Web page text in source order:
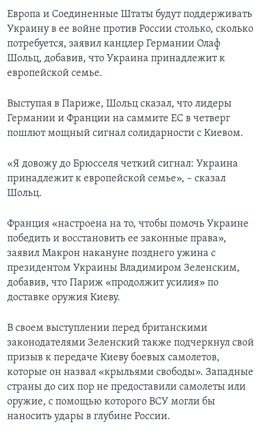
Европа и Соединенные Штаты будут поддерживать
Украину в ее войне против России столько, сколько
потребуется, заявил канцлер Германии Олаф
Шольц, добавив, что Украина принадлежит к
европейской семье.
Выступая в Париже, Шольц сказал, что лидеры
Германии и Франции на саммите ЕС в четверг
пошлют мощный сигнал солидарности с Киевом.
«Я довожу до Брюсселя четкий сигнал: Украина
принадлежит к европейской семье», – сказал
Шольц.
Франция «настроена на то, чтобы помочь Украине
победить и восстановить ее законные права»,
заявил Макрон накануне позднего ужина с
президентом Украины Владимиром Зеленским,
добавив, что Париж «продолжит усилия» по
доставке оружия Киеву.
В своем выступлении перед британскими
законодателями Зеленский также подчеркнул свой
призыв к передаче Киеву боевых самолетов,
которые он назвал «крыльями свободы». Западные
страны до сих пор не предоставили самолеты или
оружие, с помощью которого ВСУ могли бы
наносить удары в глубине России.